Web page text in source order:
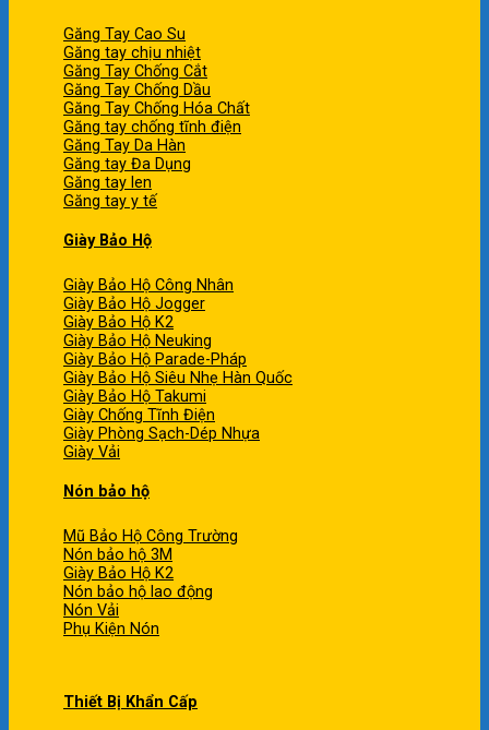
Găng Tay Cao Su
Găng tay chịu nhiệt
Găng Tay Chống Cắt
Găng Tay Chống Dầu
Găng Tay Chống Hóa Chất
Găng tay chống tĩnh điện
Găng Tay Da Hàn
Găng tay Đa Dụng
Găng tay len
Găng tay y tế
Giày Bảo Hộ
Giày Bảo Hộ Công Nhân
Giày Bảo Hộ Jogger
Giày Bảo Hộ K2
Giày Bảo Hộ Neuking
Giày Bảo Hộ Parade-Pháp
Giày Bảo Hộ Siêu Nhẹ Hàn Quốc
Giày Bảo Hộ Takumi
Giày Chống Tĩnh Điện
Giày Phòng Sạch-Dép Nhựa
Giày Vải
Nón bảo hộ
Mũ Bảo Hộ Công Trường
Nón bảo hộ 3M
Giày Bảo Hộ K2
Nón bảo hộ lao động
Nón Vải
Phụ Kiện Nón
Thiết Bị Khẩn Cấp